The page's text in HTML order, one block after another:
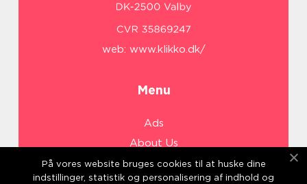
web: www.klikko.dk/
Menu
Ads
About Us
Cookies
På vores website bruges cookies til at huske dine
indstillinger, statistik og personalisering af indhold og